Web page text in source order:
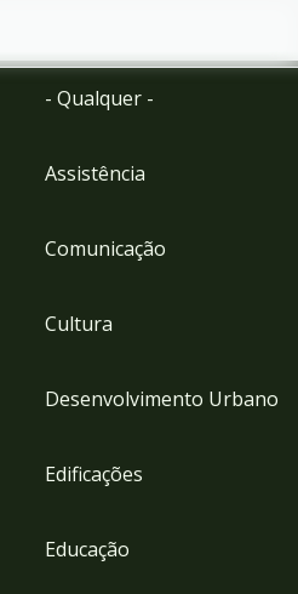
- Qualquer -
Assistência
Comunicação
Cultura
Desenvolvimento Urbano
Edificações
Educação